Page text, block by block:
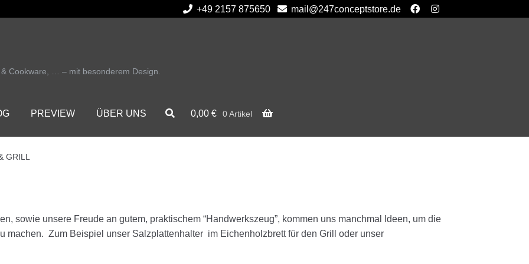
+49 2157 875650 mail@247conceptstore.de
Cookware, … – mit besonderem Design.
PREVIEW ÜBER UNS 0,00€ 0 Artikel
GRILL
sowie unsere Freude an gutem, praktischem “Handwerkszeug”, kommen uns manchmal Ideen, um die
machen. Zum Beispiel unser Salzplattenhalter im Eichenholzbrett für den Grill oder unser